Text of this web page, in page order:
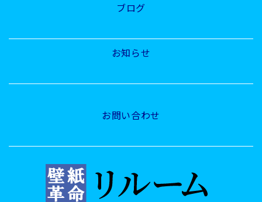
ブログ
お知らせ
お問い合わせ